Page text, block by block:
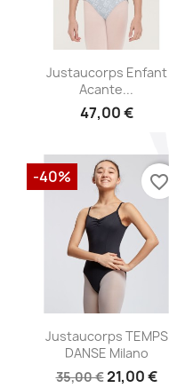
Aperçu rapide
Justaucorps Enfant
Acante...
47,00 €
Aperçu rapide
Justaucorps TEMPS
DANSE Milano
35,00 €21,00 €
-40% favorite_border